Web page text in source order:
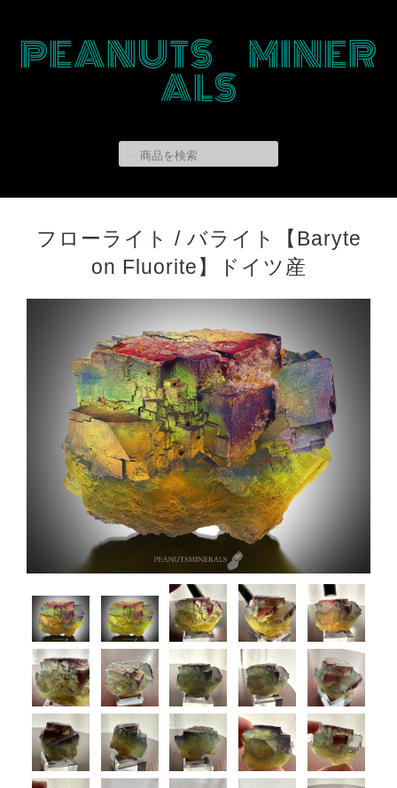
PEANUTS MINER
ALS
フローライト / バライト【Baryte
on Fluorite】ドイツ産